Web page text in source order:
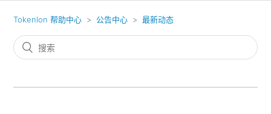
Tokenlon 帮助中心 公告中心 最新动态